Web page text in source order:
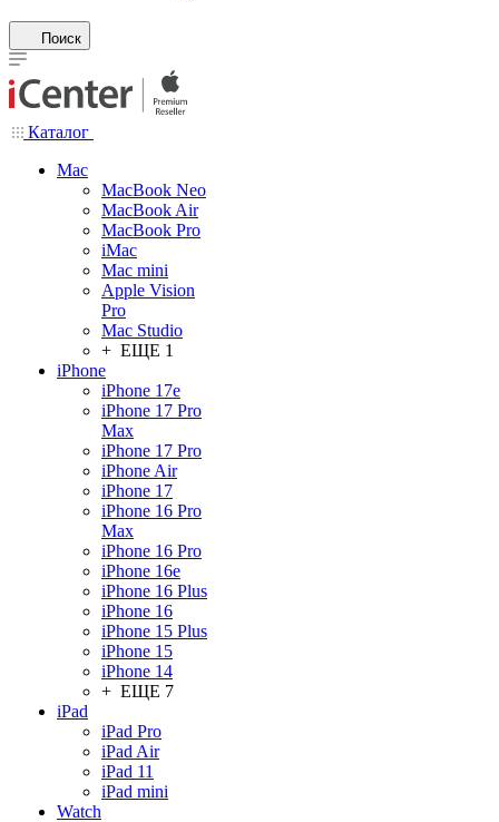
Поиск
Каталог
Mac
MacBook Neo
MacBook Air
MacBook Pro
iMac
Mac mini
Apple Vision
Pro
Mac Studio
+ ЕЩЕ 1
iPhone
iPhone 17e
iPhone 17 Pro
Max
iPhone 17 Pro
iPhone Air
iPhone 17
iPhone 16 Pro
Max
iPhone 16 Pro
iPhone 16e
iPhone 16 Plus
iPhone 16
iPhone 15 Plus
iPhone 15
iPhone 14
+ ЕЩЕ 7
iPad
iPad Pro
iPad Air
iPad 11
iPad mini
Watch